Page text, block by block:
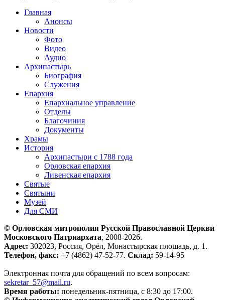
Главная
Анонсы
Новости
Фото
Видео
Аудио
Архипастырь
Биография
Служения
Епархия
Епархиальное управление
Отделы
Благочиния
Документы
Храмы
История
Архипастыри с 1788 года
Орловская епархия
Ливенская епархия
Святые
Святыни
Музей
Для СМИ
© Орловская митрополия Русской Православной Церкви
Московского Патриархата, 2008-2026.
Адрес: 302023, Россия, Орёл, Монастырская площадь, д. 1.
Телефон, факс: +7 (4862) 47-52-77. Склад: 59-14-95
Электронная почта для обращений по всем вопросам:
sekretar_57@mail.ru.
Время работы: понедельник-пятница, с 8:30 до 17:00.